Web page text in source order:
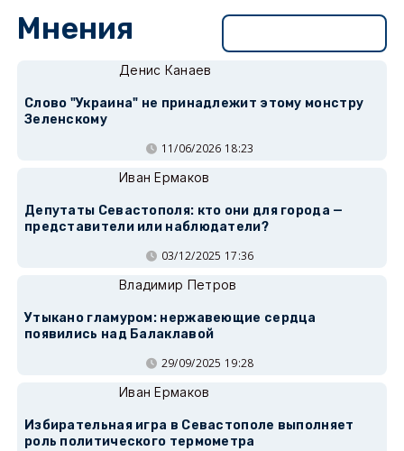
Мнения
Денис Канаев
Слово "Украина" не принадлежит этому монстру
Зеленскому
11/06/2026 18:23
Иван Ермаков
Депутаты Севастополя: кто они для города —
представители или наблюдатели?
03/12/2025 17:36
Владимир Петров
Утыкано гламуром: нержавеющие сердца
появились над Балаклавой
29/09/2025 19:28
Иван Ермаков
Избирательная игра в Севастополе выполняет
роль политического термометра